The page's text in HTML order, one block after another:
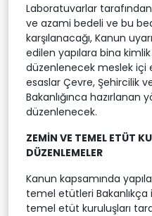
Laboratuvarlar
ve azami bedeli ve bu
karşılanacağı, Kanun
edilen yapılara bina
düzenlenecek meslek içi
esaslar Çevre, Şehircilik
Bakanlığınca hazırlanan
düzenlenecek.
ZEMİN VE TEMEL ETÜT
DÜZENLEMELER
Kanun kapsamında
temel etütleri
temel etüt kuruluşları